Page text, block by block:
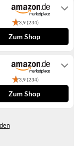
3,9 (234)
Zum Shop
3,9 (234)
Zum Shop